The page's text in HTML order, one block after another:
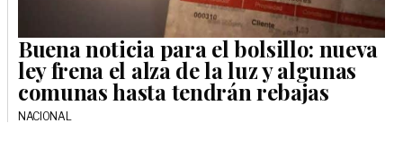
Buena noticia para el bolsillo: nueva
ley frena el alza de la luz y algunas
comunas hasta tendrán rebajas
NACIONAL